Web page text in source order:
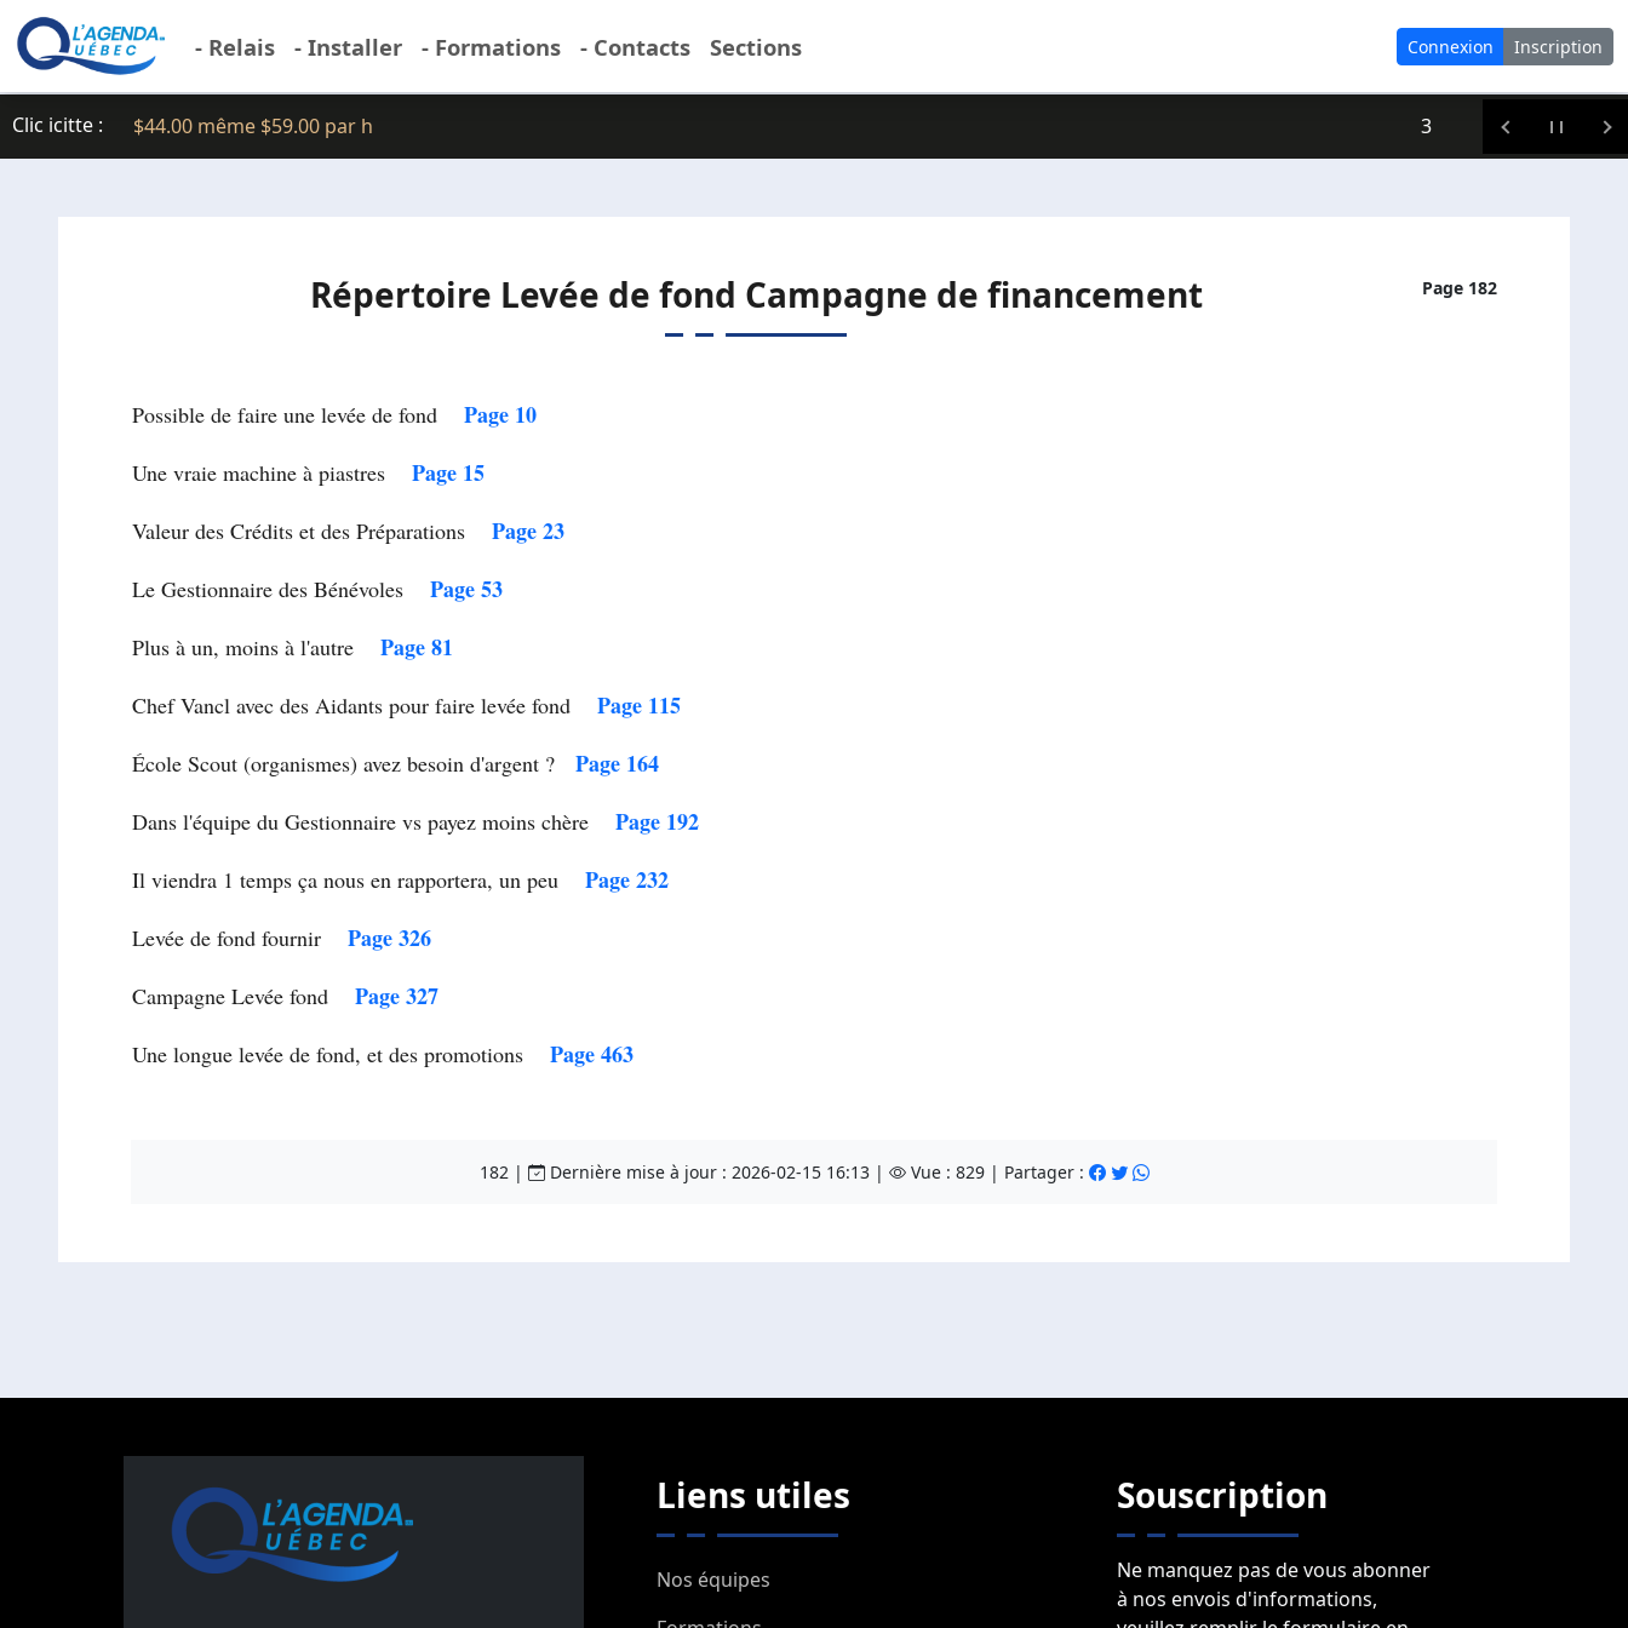
- Relais - Installer - Formations - Contacts Sections Connexion Inscription
Clic icitte : $44.00 même $59.00 par h 3
Répertoire Levée de fond Campagne de financement Page 182
Possible de faire une levée de fond Page 10
Une vraie machine à piastres Page 15
Valeur des Crédits et des Préparations Page 23
Le Gestionnaire des Bénévoles Page 53
Plus à un, moins à l'autre Page 81
Chef Vancl avec des Aidants pour faire levée fond Page 115
École Scout (organismes) avez besoin d'argent ? Page 164
Dans l'équipe du Gestionnaire vs payez moins chère Page 192
Il viendra 1 temps ça nous en rapportera, un peu Page 232
Levée de fond fournir Page 326
Campagne Levée fond Page 327
Une longue levée de fond, et des promotions Page 463
182 | Dernière mise à jour : 2026-02-15 16:13 | Vue : 829 | Partager :
Liens utiles
Nos équipes
Souscription
Ne manquez pas de vous abonner
à nos envois d'informations,